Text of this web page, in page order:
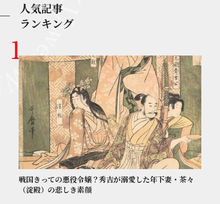
人気記事
ランキング
戦国きっての悪役令嬢？秀吉が溺愛した年下妻・茶々
（淀殿）の悲しき素顔